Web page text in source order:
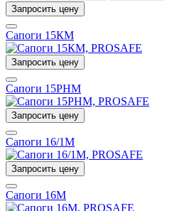
Запросить цену
Сапоги 15КМ
Запросить цену
Сапоги 15РНМ
Запросить цену
Сапоги 16/1М
Запросить цену
Сапоги 16М